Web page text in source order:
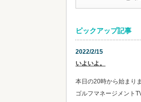
ピックアップ記事
2022/2/15
いよいよ。
本日の20時から始まり
ゴルフマネージメント